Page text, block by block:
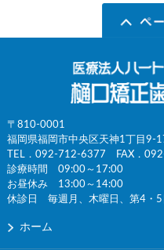
〒810-0001
福岡県福岡市中央区天神1丁目
TEL． 092-712-6377 FAX．
診療時間 09:00～17:00
お昼休み 13:00～14:00
休診日 毎週月、木曜日、第4・5
ホーム